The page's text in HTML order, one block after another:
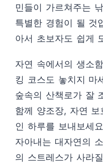
민들이 가르쳐주는
특별한 경험이 될 것
아서 초보자도 쉽게
자연 속에서의 생소
킹 코스도 놓치지 마
숲속의 산책로가 잘
함께 양조장, 자연
인 하루를 보내보세
자아내는 대자연의
의 스트레스가 사라